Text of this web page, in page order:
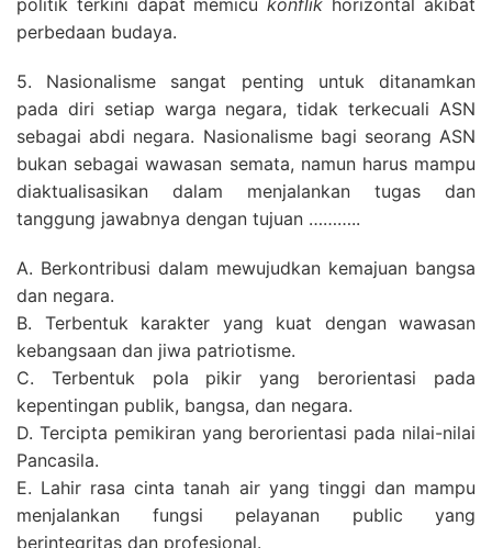
perbedaan budaya.
5. Nasionalisme sangat penting untuk ditanamkan
pada diri setiap warga negara, tidak terkecuali ASN
sebagai abdi negara. Nasionalisme bagi seorang ASN
bukan sebagai wawasan semata, namun harus mampu
diaktualisasikan dalam menjalankan tugas dan
tanggung jawabnya dengan tujuan ………..
A. Berkontribusi dalam mewujudkan kemajuan bangsa
dan negara.
B. Terbentuk karakter yang kuat dengan wawasan
kebangsaan dan jiwa patriotisme.
C. Terbentuk pola pikir yang berorientasi pada
kepentingan publik, bangsa, dan negara.
D. Tercipta pemikiran yang berorientasi pada nilai-nilai
Pancasila.
E. Lahir rasa cinta tanah air yang tinggi dan mampu
menjalankan fungsi pelayanan public yang
berintegritas dan profesional.